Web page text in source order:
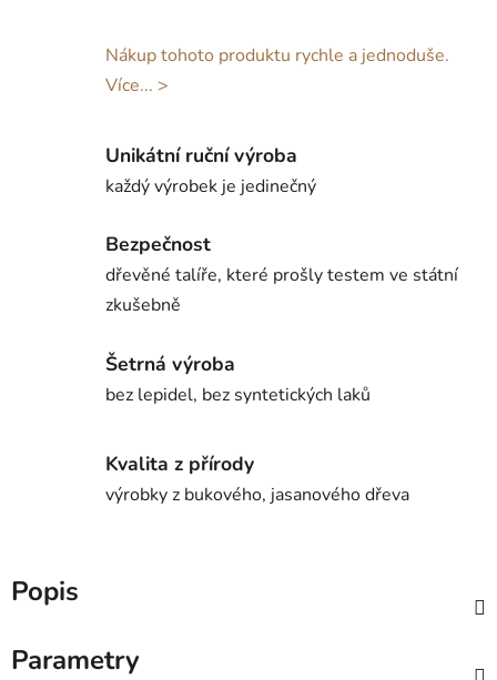
Nákup tohoto produktu rychle a jednoduše.
Více... >
Unikátní ruční výroba
každý výrobek je jedinečný
Bezpečnost
dřevěné talíře, které prošly testem ve státní
zkušebně
Šetrná výroba
bez lepidel, bez syntetických laků
Kvalita z přírody
výrobky z bukového, jasanového dřeva
Popis
Parametry